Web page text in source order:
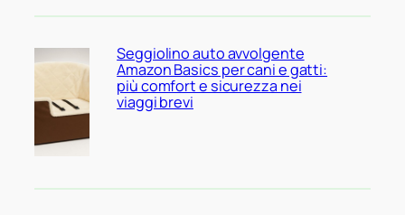
Seggiolino auto avvolgente
Amazon Basics per cani e gatti:
più comfort e sicurezza nei
viaggi brevi